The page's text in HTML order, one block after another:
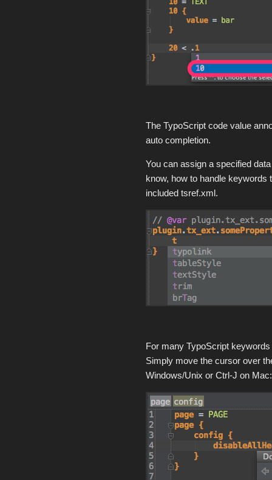
The TypoScript code value
auto completion.
You can assign a specified
know, how to handle keywords
included tsref.xml.
For many TypoScript
Simply move the cursor over
Windows/Unix or Ctrl-J on Mac: